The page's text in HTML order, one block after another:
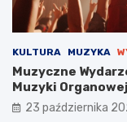
KULTURA MUZYKA
Muzyczne
Muzyki
23 października